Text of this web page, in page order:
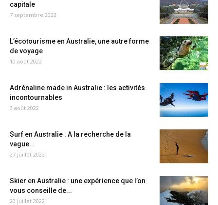
capitale
7 septembre 2022
L’écotourisme en Australie, une autre forme
de voyage
10 août 2022
Adrénaline made in Australie : les activités
incontournables
3 août 2022
Surf en Australie : A la recherche de la
vague...
27 juillet 2022
Skier en Australie : une expérience que l’on
vous conseille de...
20 juillet 2022